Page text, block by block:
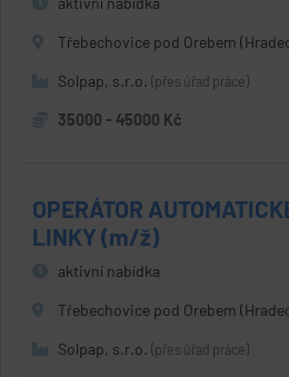
Třebechovice pod Orebem
Solpap, s.r.o. (přes úřad práce)
35000 - 45000 Kč
OPERÁTOR
LINKY (m/ž)
aktivní nabídka
Třebechovice pod Orebem
Solpap, s.r.o. (přes úřad práce)